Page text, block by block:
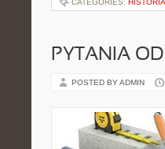
CATEGORIES:
PYTANIA
POSTED BY ADMIN